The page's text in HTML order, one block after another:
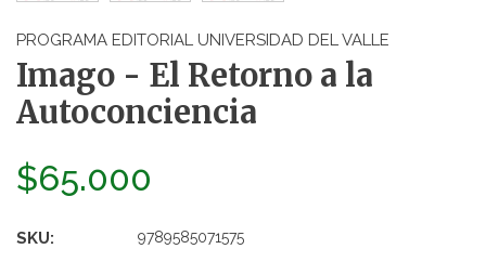
PROGRAMA EDITORIAL UNIVERSIDAD DEL VALLE
Imago - El Retorno a la
Autoconciencia
$65.000
SKU: 9789585071575